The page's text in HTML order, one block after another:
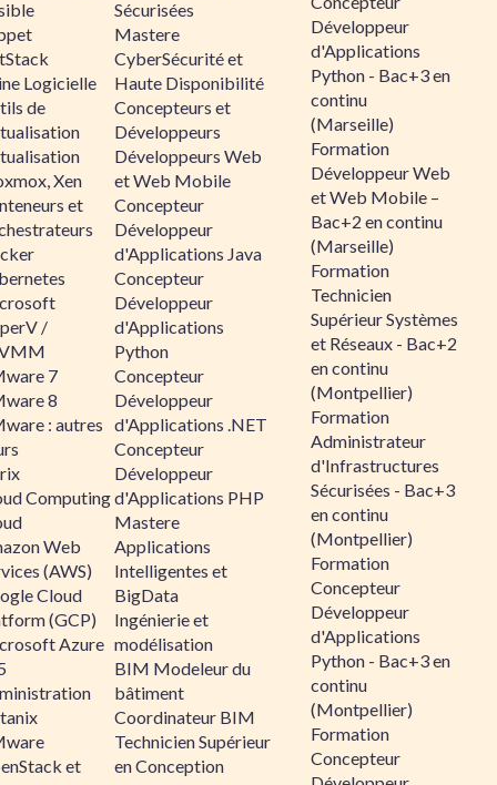
Logicielle
de
Xen
et
/
7
8
: autres
Computing
Web
(AWS)
Cloud
(GCP)
Azure
et
Sécurisées
Mastere
CyberSécurité et
Haute Disponibilité
Concepteurs et
Développeurs
Développeurs Web
et Web Mobile
Concepteur
Développeur
d'Applications Java
Concepteur
Développeur
d'Applications
Python
Concepteur
Développeur
d'Applications .NET
Concepteur
Développeur
d'Applications PHP
Mastere
Applications
Intelligentes et
BigData
Ingénierie et
modélisation
BIM Modeleur du
bâtiment
Coordinateur BIM
Technicien Supérieur
en Conception
Développeur
d'Applications
Python - Bac+3 en
continu
(Marseille)
Formation
Développeur Web
et Web Mobile –
Bac+2 en continu
(Marseille)
Formation
Technicien
Supérieur Systèmes
et Réseaux - Bac+2
en continu
(Montpellier)
Formation
Administrateur
d'Infrastructures
Sécurisées - Bac+3
en continu
(Montpellier)
Formation
Concepteur
Développeur
d'Applications
Python - Bac+3 en
continu
(Montpellier)
Formation
Concepteur